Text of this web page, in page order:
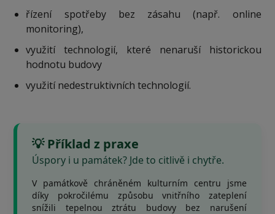
řízení spotřeby bez zásahu (např. online
monitoring),
využití technologií, které nenaruší historickou
hodnotu budovy
využití nedestruktivních technologií.
💡 Příklad z praxe
Úspory i u památek? Jde to citlivě i chytře.
V památkově chráněném kulturním centru jsme
díky pokročilému způsobu vnitřního zateplení
snížili tepelnou ztrátu budovy bez narušení